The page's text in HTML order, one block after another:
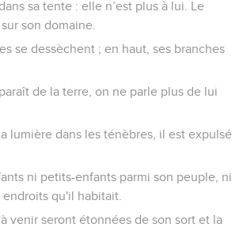
sa tente : elle n’est plus à lui. Le
son domaine.
se dessèchent ; en haut, ses branches
de la terre, on ne parle plus de lui
lumière dans les ténèbres, il est expulsé
ni petits-enfants parmi son peuple, ni
qu'il habitait.
venir seront étonnées de son sort et la